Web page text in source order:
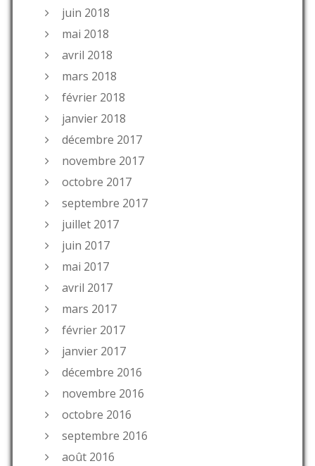
juin 2018
mai 2018
avril 2018
mars 2018
février 2018
janvier 2018
décembre 2017
novembre 2017
octobre 2017
septembre 2017
juillet 2017
juin 2017
mai 2017
avril 2017
mars 2017
février 2017
janvier 2017
décembre 2016
novembre 2016
octobre 2016
septembre 2016
août 2016